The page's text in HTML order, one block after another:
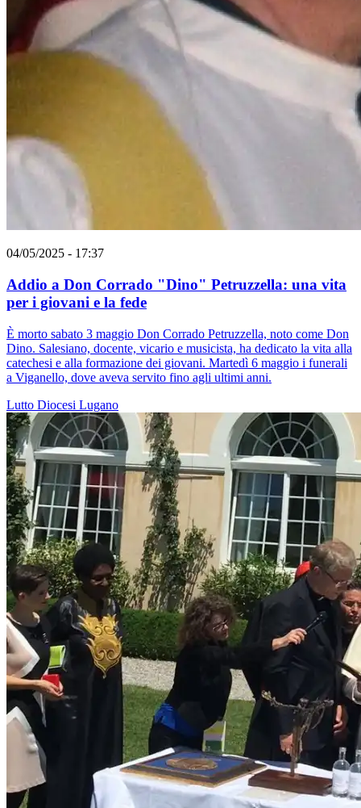
04/05/2025 - 17:37
Addio a Don Corrado "Dino" Petruzzella: una vita
per i giovani e la fede
È morto sabato 3 maggio Don Corrado Petruzzella, noto come Don
Dino. Salesiano, docente, vicario e musicista, ha dedicato la vita alla
catechesi e alla formazione dei giovani. Martedì 6 maggio i funerali
a Viganello, dove aveva servito fino agli ultimi anni.
Lutto Diocesi Lugano